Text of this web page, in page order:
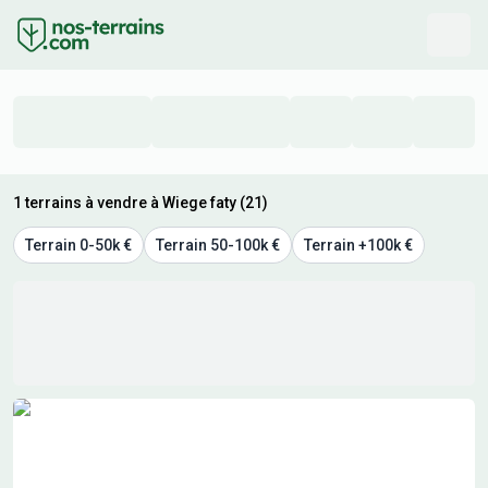
1 terrains à vendre à Wiege faty (21)
Terrain 0-50k € Terrain 50-100k € Terrain +100k €
Résultats de recherche